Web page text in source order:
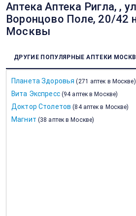
Аптека Аптека Ригла, ,
Воронцово Поле, 20/42
Москвы
ДРУГИЕ ПОПУЛЯРНЫЕ АПТЕКИ
Планета Здоровья (271 аптек в Москве)
Вита Экспресс (94 аптек в Москве)
Доктор Столетов (84 аптек в Москве)
Магнит (38 аптек в Москве)